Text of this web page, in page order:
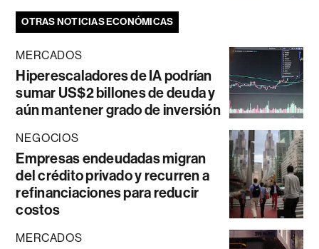
OTRAS NOTICIAS ECONÓMICAS
MERCADOS
Hiperescaladores de IA podrían
sumar US$2 billones de deuda y
aún mantener grado de inversión
NEGOCIOS
Empresas endeudadas migran
del crédito privado y recurren a
refinanciaciones para reducir
costos
MERCADOS